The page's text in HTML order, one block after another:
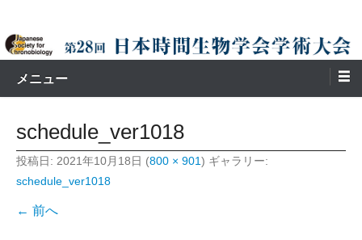
ン
テ
ツ
第28回日本時間生物学会学術大
会
メニュー
schedule_ver1018
投稿日: 2021年10月18日 (800 × 901) ギャラリー:
schedule_ver1018
← 前へ